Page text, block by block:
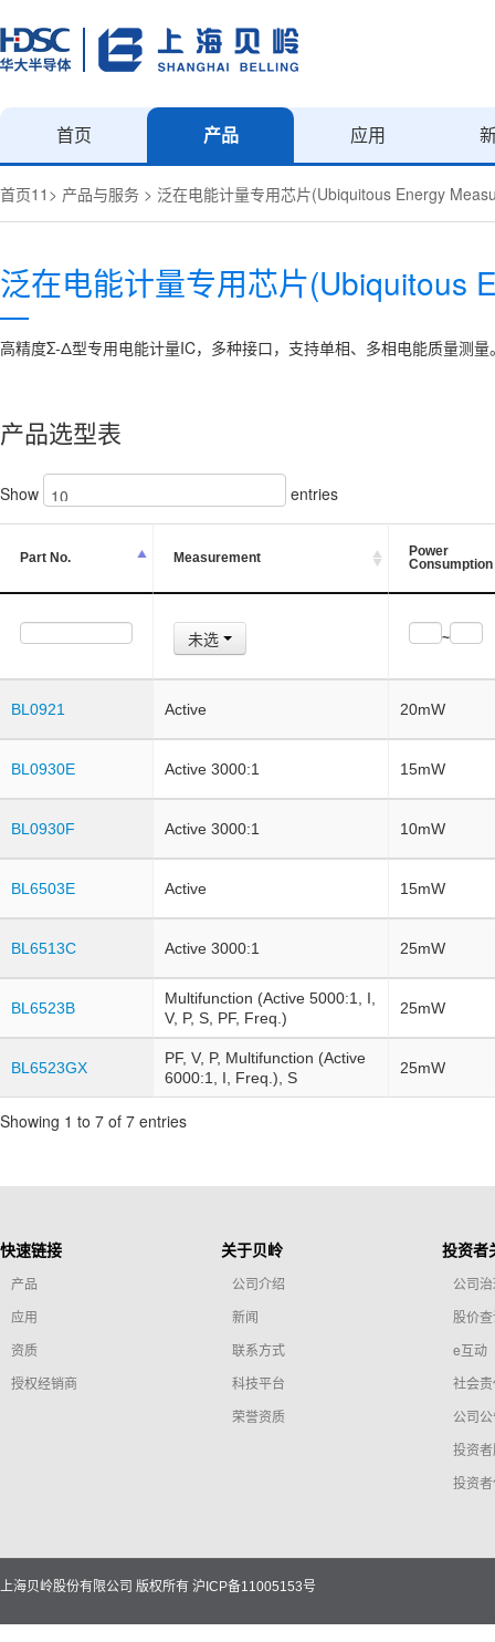
首页 产品 应用
首页11 > 产品与服务 > 泛在电能计量专用芯片(Ubiquitous Energy
泛在电能计量专用芯片(Ubiquitous
高精度Σ-Δ型专用电能计量IC，多种接口，支持单相、多相电能质量测量
产品选型表
Show entries
Part No. Measurement
Power
Consumption
未选 ~
BL0921 Active 20mW
BL0930E Active 3000:1 15mW
BL0930F Active 3000:1 10mW
BL6503E Active 15mW
BL6513C Active 3000:1 25mW
BL6523B
Multifunction (Active 5000:1, I,
V, P, S, PF, Freq.)
25mW
BL6523GX
PF, V, P, Multifunction (Active
6000:1, I, Freq.), S
25mW
Showing 1 to 7 of 7 entries
快速链接
产品
应用
资质
授权经销商
关于贝岭
公司介绍
新闻
联系方式
科技平台
荣誉资质
投资者
公司
股价
e互动
社会
公司
投资
投资
上海贝岭股份有限公司 版权所有 沪ICP备11005153号